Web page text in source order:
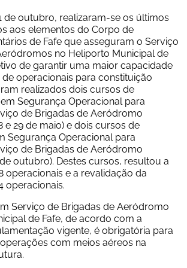
de outubro, realizaram-se os últimos
aos elementos do Corpo de
de Fafe que asseguram o Serviço
no Heliporto Municipal de
de garantir uma maior capacidade
operacionais para constituição
realizados dois cursos de
Segurança Operacional para
de Brigadas de Aeródromo
e 29 de maio) e dois cursos de
Segurança Operacional para
de Brigadas de Aeródromo
outubro). Destes cursos, resultou a
operacionais e a revalidação da
operacionais.
Serviço de Brigadas de Aeródromo
de Fafe, de acordo com a
vigente, é obrigatória para
com meios aéreos na